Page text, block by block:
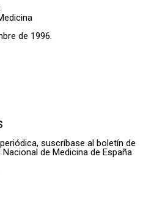
de 1996.
suscríbase al boletín de
de Medicina de España